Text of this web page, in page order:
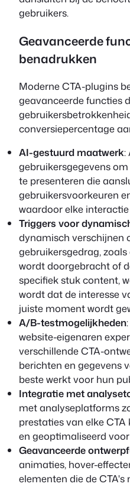
gebruikers.
Geavanceerde
benadrukken
Moderne CTA-plugins
geavanceerde functies
conversiepercentage
AI-gestuurd maatwerk:
gebruikersgegevens
te presenteren die
gebruikersvoorkeuren
waardoor elke
Triggers voor
dynamisch verschijnen
gebruikersgedrag,
wordt doorgebracht of
specifiek stuk content,
wordt dat de interesse
juiste moment wordt
A/B-testmogelijkheden
website-eigenaren
verschillende CTA-
berichten en gegevens
beste werkt voor hun
Integratie met
met analyseplatforms
prestaties van elke
en geoptimaliseerd
Geavanceerde
animaties, hover-
elementen die de